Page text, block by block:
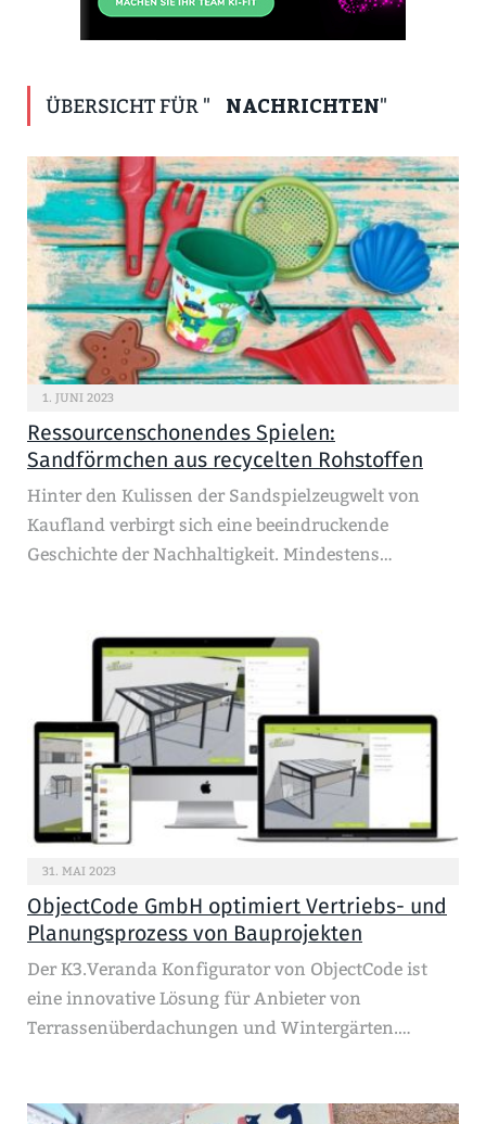
ÜBERSICHT FÜR " NACHRICHTEN"
1. JUNI 2023
Ressourcenschonendes Spielen:
Sandförmchen aus recycelten Rohstoffen
Hinter den Kulissen der Sandspielzeugwelt von
Kaufland verbirgt sich eine beeindruckende
Geschichte der Nachhaltigkeit. Mindestens…
31. MAI 2023
ObjectCode GmbH optimiert Vertriebs- und
Planungsprozess von Bauprojekten
Der K3.Veranda Konfigurator von ObjectCode ist
eine innovative Lösung für Anbieter von
Terrassenüberdachungen und Wintergärten.…